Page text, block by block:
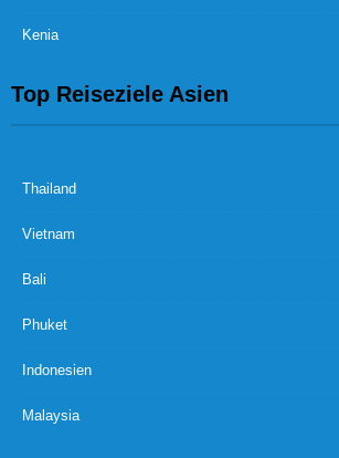
Kenia
Top Reiseziele Asien
Thailand
Vietnam
Bali
Phuket
Indonesien
Malaysia